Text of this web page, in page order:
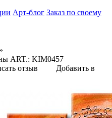
Арт-блог Заказ по своему
»
ART.: KIM0457
отзыв
Добавить в